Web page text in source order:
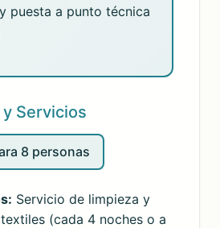
puesta a punto técnica
Servicios
8 personas
Servicio de limpieza y
(cada 4 noches o a